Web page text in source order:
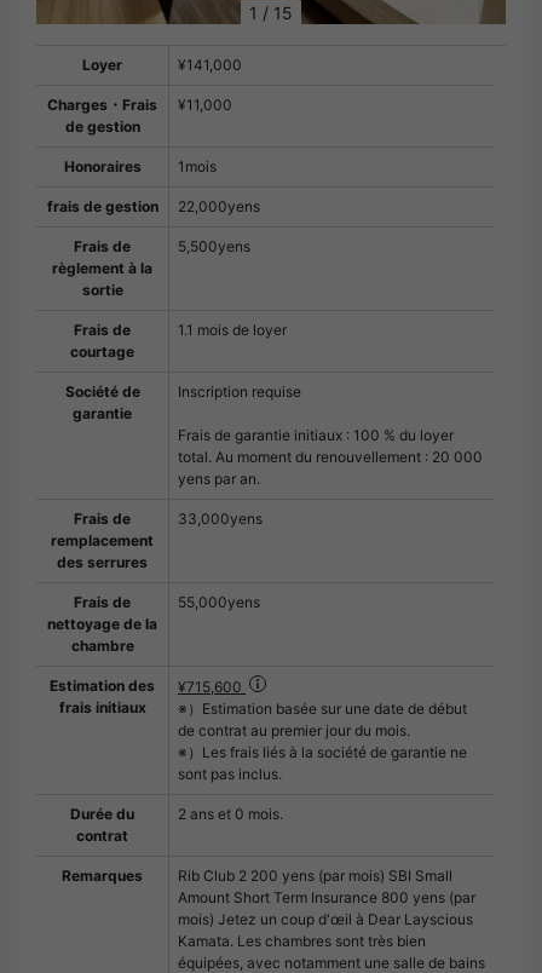
1 / 15
Loyer ¥141,000
Charges・Frais
de gestion
¥11,000
Honoraires 1mois
frais de gestion 22,000yens
Frais de
règlement à la
sortie
5,500yens
Frais de
courtage
1.1 mois de loyer
Société de
garantie
Inscription requise
Frais de garantie initiaux : 100 % du loyer
total. Au moment du renouvellement : 20 000
yens par an.
Frais de
remplacement
des serrures
33,000yens
Frais de
nettoyage de la
chambre
55,000yens
Estimation des
frais initiaux
¥715,600
※）Estimation basée sur une date de début
de contrat au premier jour du mois.
※）Les frais liés à la société de garantie ne
sont pas inclus.
Durée du
contrat
2 ans et 0 mois.
Remarques
Rib Club 2 200 yens (par mois) SBI Small
Amount Short Term Insurance 800 yens (par
mois) Jetez un coup d'œil à Dear Layscious
Kamata. Les chambres sont très bien
équipées, avec notamment une salle de bains